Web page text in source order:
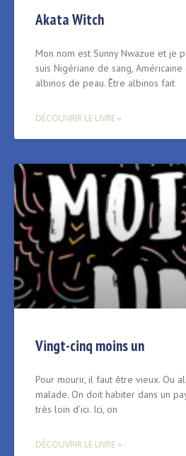
Akata Witch
Mon nom est Sunny Nwazue et je
suis Nigériane de sang,
albinos de peau. Être albinos fait
DÉCOUVRIR LE LIVRE »
Vingt-cinq moins un
Pour mourir, il faut être vieux. Ou
malade. On doit habiter dans un
très loin d’ici. Ici, on
DÉCOUVRIR LE LIVRE »